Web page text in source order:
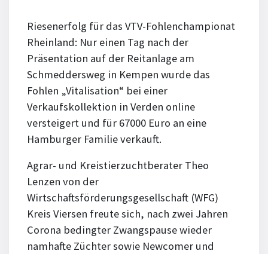
Riesenerfolg für das VTV-Fohlenchampionat
Rheinland: Nur einen Tag nach der
Präsentation auf der Reitanlage am
Schmeddersweg in Kempen wurde das
Fohlen „Vitalisation“ bei einer
Verkaufskollektion in Verden online
versteigert und für 67000 Euro an eine
Hamburger Familie verkauft.
Agrar- und Kreistierzuchtberater Theo
Lenzen von der
Wirtschaftsförderungsgesellschaft (WFG)
Kreis Viersen freute sich, nach zwei Jahren
Corona bedingter Zwangspause wieder
namhafte Züchter sowie Newcomer und